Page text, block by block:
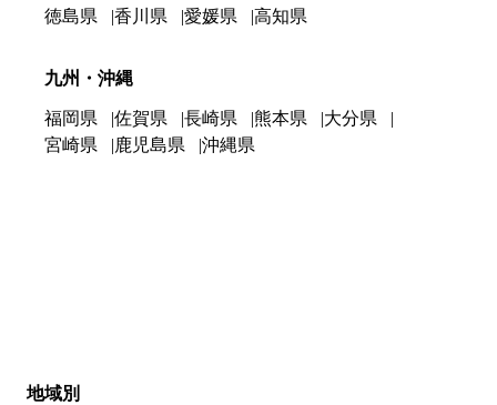
徳島県
香川県 愛媛県 高知県
九州・沖縄
福岡県 佐賀県 長崎県 熊本県
大分県
宮崎県
鹿児島県 沖縄県
地域別